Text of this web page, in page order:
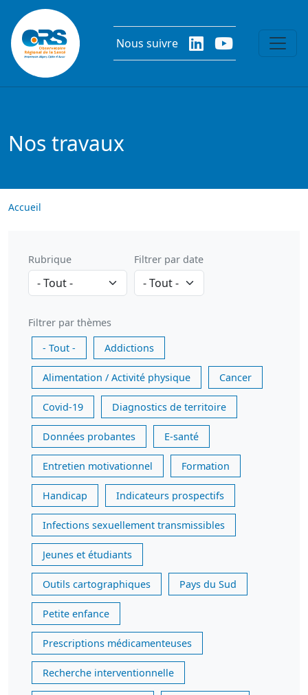
Aller au contenu principal
Nous suivre
Nos travaux
Accueil
Rubrique Filtrer par date
Filtrer par thèmes
- Tout -
Addictions
Alimentation / Activité physique Cancer
Covid-19 Diagnostics de territoire
Données probantes E-santé
Entretien motivationnel Formation
Handicap Indicateurs prospectifs
Infections sexuellement transmissibles
Jeunes et étudiants
Outils cartographiques Pays du Sud
Petite enfance
Prescriptions médicamenteuses
Recherche interventionnelle